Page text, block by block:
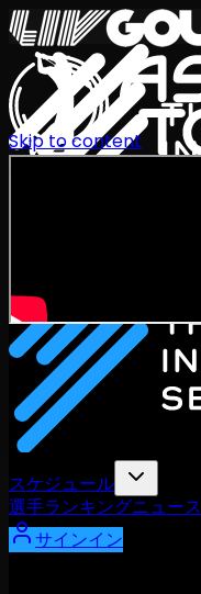
スケジュール
選手ランキングニュース
サインイン
Skip to content